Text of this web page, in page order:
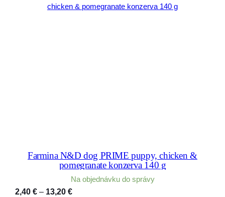
Farmina N&D dog PRIME puppy, chicken &
pomegranate konzerva 140 g
Na objednávku do správy
2,40 € – 13,20 €Price